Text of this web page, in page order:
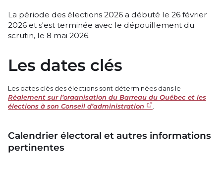
La période des élections 2026 a débuté le 26 février
2026 et s'est terminée avec le dépouillement du
scrutin, le 8 mai 2026.
Les dates clés
Les dates clés des élections sont déterminées dans le
Règlement sur l’organisation du Barreau du Québec et les
élections à son Conseil d’administration
Calendrier électoral et autres informations
pertinentes